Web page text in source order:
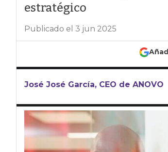
estratégico
Publicado el 3 jun 2025
José José García, CEO de ANOVO